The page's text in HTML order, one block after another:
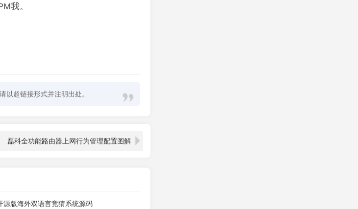
我。
以超链接形式并注明出处。
磊科全功能路由器上网行为管理配置图解
源版海外双语言竞猜系统源码